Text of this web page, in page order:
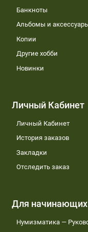
Банкноты
Альбомы и
Копии
Другие хобби
Новинки
Личный Кабинет
Личный Кабинет
История заказов
Закладки
Отследить заказ
Для начинающих
Нумизматика —